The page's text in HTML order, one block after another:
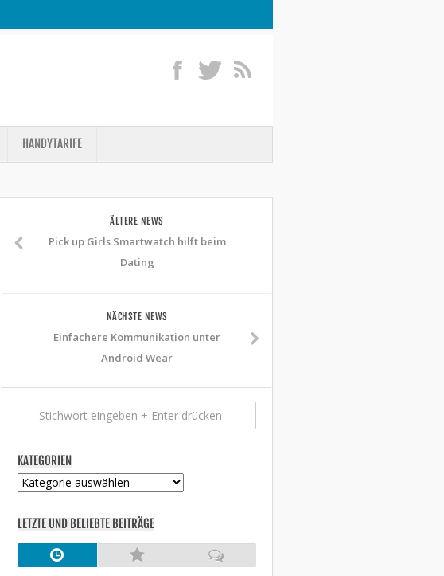
HANDYTARIFE
ÄLTERE NEWS
Pick up Girls Smartwatch hilft beim
Dating
NÄCHSTE NEWS
Einfachere Kommunikation unter
Android Wear
KATEGORIEN
Kategorien
LETZTE UND BELIEBTE BEITRÄGE